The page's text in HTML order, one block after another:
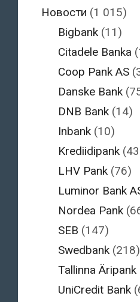
Новости (1 015)
Bigbank (11)
Citadele Banka
Coop Pank AS
Danske Bank
DNB Bank (14)
Inbank (10)
Krediidipank
LHV Pank (76)
Luminor Bank
Nordea Pank
SEB (147)
Swedbank (218)
Tallinna Äripank
UniCredit Bank